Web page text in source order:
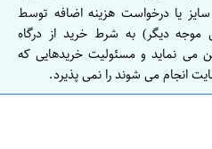
یا درخواست هزینه اضافه توسط
موجه دیگر) به شرط خرید از درگاه
می نماید و مسئولیت خریدهایی که
انجام می شوند را نمی پذیرد.